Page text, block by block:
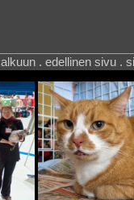
alkuun . edellinen sivu .